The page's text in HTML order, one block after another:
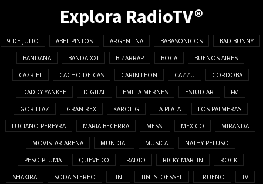
Explora RadioTV®
9 DE JULIO ABEL PINTOS ARGENTINA BABASONICOS BAD BUNNY
BANDANA BANDA XXI BIZARRAP BOCA BUENOS AIRES
CA7RIEL CACHO DEICAS CARIN LEON CAZZU CORDOBA
DADDY YANKEE DIGITAL EMILIA MERNES ESTUDIAR FM
GORILLAZ GRAN REX KAROL G LA PLATA LOS PALMERAS
LUCIANO PEREYRA MARIA BECERRA MESSI MEXICO MIRANDA
MOVISTAR ARENA MUNDIAL MUSICA NATHY PELUSO
PESO PLUMA QUEVEDO RADIO RICKY MARTIN ROCK
SHAKIRA SODA STEREO TINI TINI STOESSEL TRUENO TV